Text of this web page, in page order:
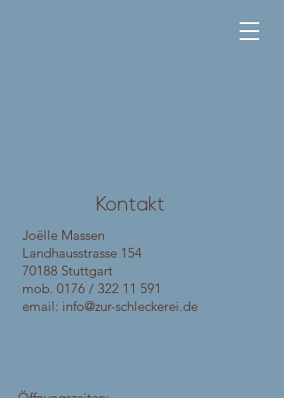
Kontakt
Joëlle Massen
Landhausstrasse 154
70188 Stuttgart
mob. 0176 / 322 11 591
email: info@zur-schleckerei.de